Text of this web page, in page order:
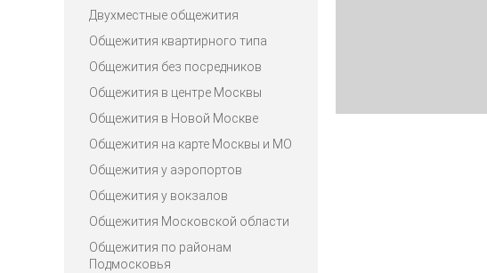
Двухместные общежития
Общежития квартирного типа
Общежития без посредников
Общежития в центре Москвы
Общежития в Новой Москве
Общежития на карте Москвы и МО
Общежития у аэропортов
Общежития у вокзалов
Общежития Московской области
Общежития по районам
Подмосковья